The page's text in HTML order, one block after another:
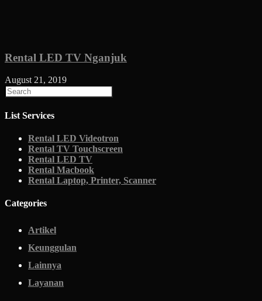
Rental LED TV Nganjuk
August 21, 2019
List Services
Rental LED Videotron
Rental TV Touchscreen
Rental LED TV
Rental Macbook
Rental Laptop, Printer, Scanner
Categories
Artikel
Keunggulan
Lainnya
Layanan